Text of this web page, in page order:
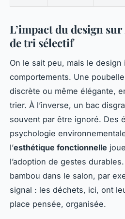
L’impact du design
de tri sélectif
On le sait peu, mais le
comportements. Une
discrète ou même élégante,
trier. À l’inverse, un bac
souvent par être ignoré. Des
psychologie
l’esthétique fonctionnelle
l’adoption de gestes
bambou dans le salon, par
signal : les déchets, ici, ont
place pensée, organisée.